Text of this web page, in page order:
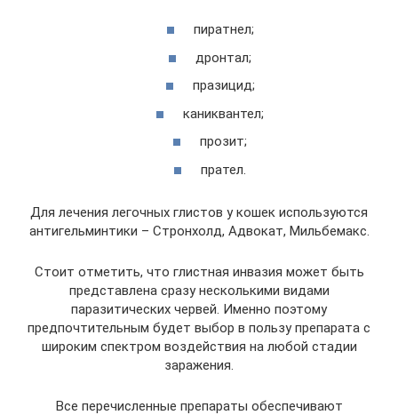
пиратнел;
дронтал;
празицид;
каниквантел;
прозит;
прател.
Для лечения легочных глистов у кошек используются
антигельминтики – Стронхолд, Адвокат, Мильбемакс.
Стоит отметить, что глистная инвазия может быть
представлена сразу несколькими видами
паразитических червей. Именно поэтому
предпочтительным будет выбор в пользу препарата с
широким спектром воздействия на любой стадии
заражения.
Все перечисленные препараты обеспечивают